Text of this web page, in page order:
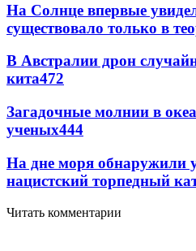
На Солнце впервые
существовало только в
В Австралии дрон
кита472
Загадочные молнии в
ученых444
На дне моря обнаружили
нацистский торпедный
Читать комментарии